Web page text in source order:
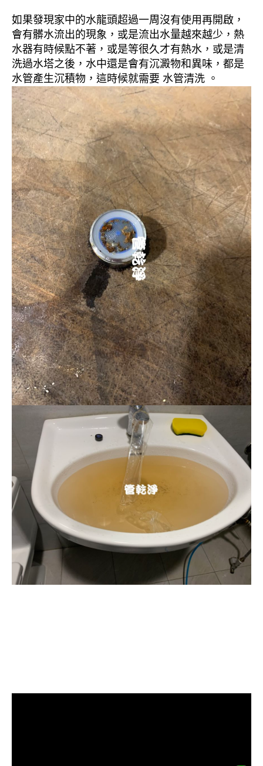
如果發現家中的水龍頭超過一周沒有使用再開啟，
會有髒水流出的現象，或是流出水量越來越少，熱
水器有時候點不著，或是等很久才有熱水，或是清
洗過水塔之後，水中還是會有沉澱物和異味，都是
水管產生沉積物，這時候就需要 水管清洗 。